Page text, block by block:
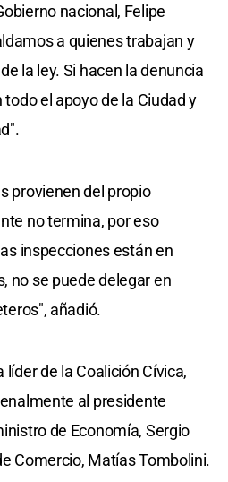
nacional, Felipe
a quienes trabajan y
la ley. Si hacen la denuncia
el apoyo de la Ciudad y
provienen del propio
no termina, por eso
inspecciones están en
no se puede delegar en
añadió.
de la Coalición Cívica,
al presidente
de Economía, Sergio
Comercio, Matías Tombolini.